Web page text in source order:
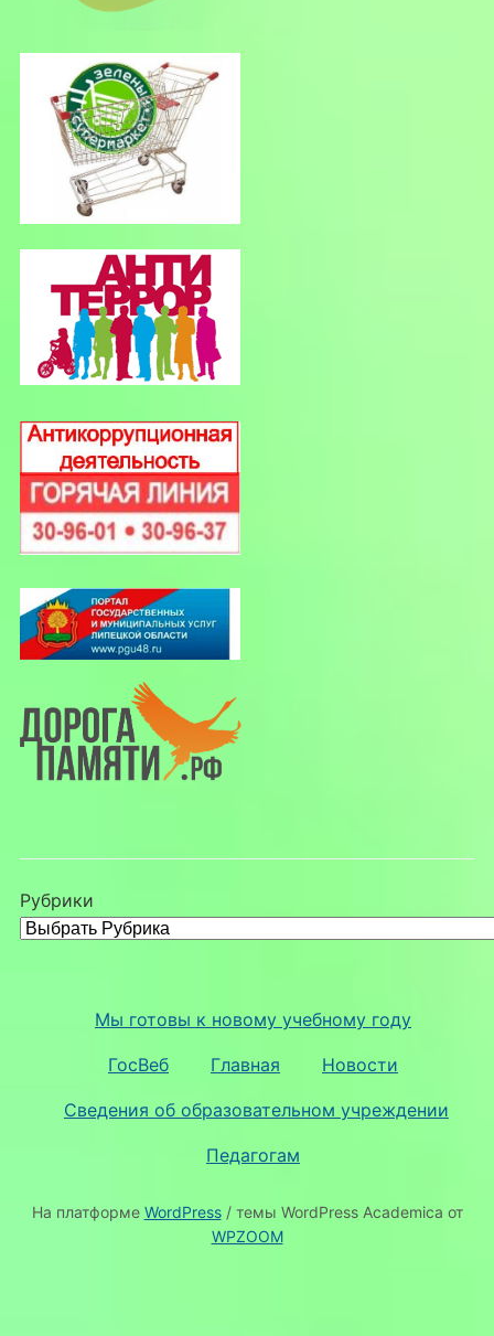
Рубрики
Мы готовы к новому учебному году
ГосВеб Главная Новости
Сведения об образовательном учреждении
Педагогам
На платформе WordPress/ темы WordPress Academica от
WPZOOM